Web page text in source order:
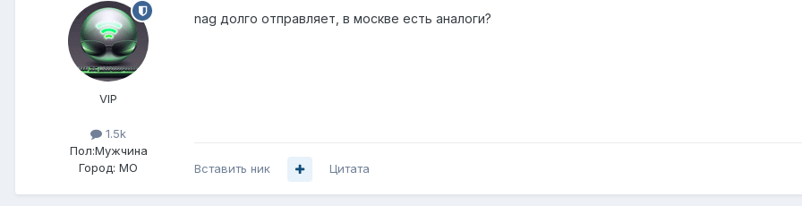
VIP
1.5k
Пол:Мужчина
Город: МО
nag долго отправляет, в москве есть аналоги?
Вставить ник Цитата